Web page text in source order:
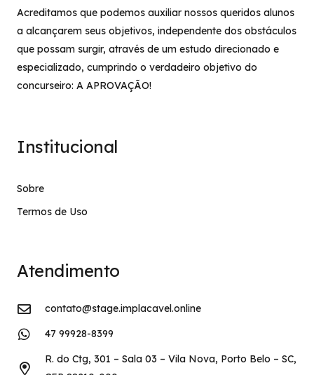
Acreditamos que podemos auxiliar nossos queridos alunos
a alcançarem seus objetivos, independente dos obstáculos
que possam surgir, através de um estudo direcionado e
especializado, cumprindo o verdadeiro objetivo do
concurseiro: A APROVAÇÃO!
Institucional
Sobre
Termos de Uso
Atendimento
contato@stage.implacavel.online
47 99928-8399
R. do Ctg, 301 – Sala 03 – Vila Nova, Porto Belo – SC,